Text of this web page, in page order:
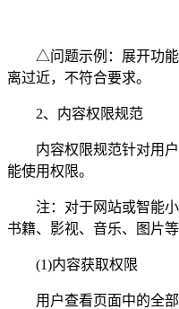
△问题示例：展开功能
离过近，不符合要求。
2、内容权限规范
内容权限规范针对用户
能使用权限。
注：对于网站或智能小
书籍、影视、音乐、图片
(1)内容获取权限
用户查看页面中的全部